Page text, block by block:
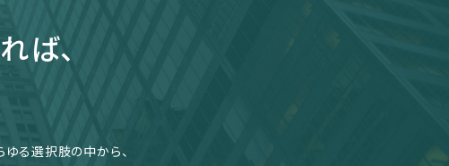
ば、
ゆる選択肢の中から、